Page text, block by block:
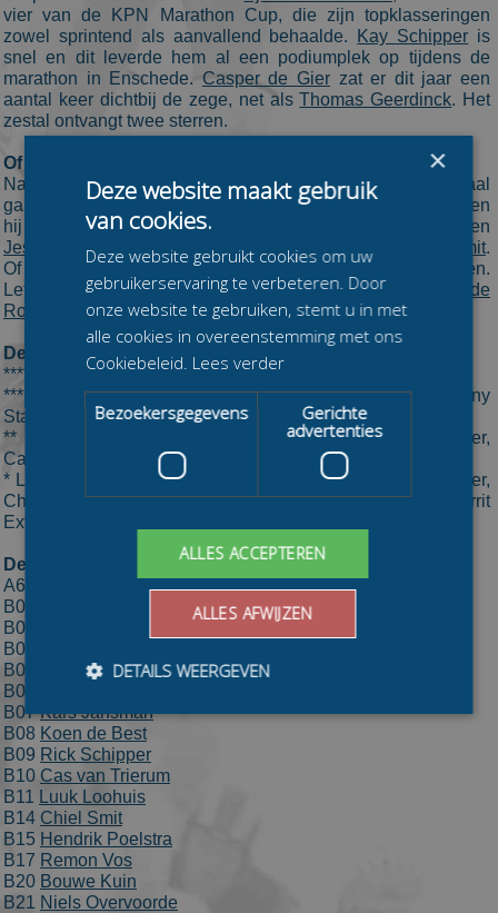
vier van de KPN Marathon Cup, die zijn topklasseringen
zowel sprintend als aanvallend behaalde.
Kay Schipper is
snel en dit leverde hem al een podiumplek op tijdens de
marathon in Enschede. Casper de Gier zat er dit jaar een
aantal keer dichtbij de zege, net alsThomas Geerdinck. Het
zestal ontvangt twee sterren.
Of verrast iemand
Natuurlijk kan altijd een verrassing met de winst aan de haal
gaan. Zo wasLuuc Bugtervorig jaar natuurlijk zo iemand toen
hij de titelstrijd won. Namen om op te letten zijn de Beloften
Jesse Vriend
Niels Overvoorde Ruud Slagter Chiel Smit.
Of wellicht kan een rijder uit de regiocompetitie wel verrassen.
Let in dat geval op schaatsers alsJorrit Extercatte
Wabe de
Rooij
Harm VisserofJordy van Workum.
De favorieten:
**** Bart Hoolwerf
*** Remon Vos, Daan Besteman, Niels Immerzeel, Danny
Stam en Kars Jansman
** Hendrik Poelstra, Sjors van der Meer, Kay Schipper,
Casper de Gier en Thomas Geerdinck
* Luuc Bugter, Jesse Vriend, Niels Overvoorde, Ruud Slagter,
Chiel Smit, Wabe de Rooij, Jordy van Workum, Jorrit
Extercatte en Harm Visser
De Deelnemers:
A67
Daan Besteman
B02
B03
B04
B05
Björn Bakker
B06
B07Kars Jansman
B08 Koen de Best
B09 Rick Schipper
B10 Cas van Trierum
B11 Luuk Loohuis
B14 Chiel Smit
B15 Hendrik Poelstra
B17 Remon Vos
B20 Bouwe Kuin
B21 Niels Overvoorde
×
Deze website maakt gebruik
van cookies.
Deze website gebruikt cookies om uw
gebruikerservaring te verbeteren. Door
onze website te gebruiken, stemt u in met
alle cookies in overeenstemming met ons
Cookiebeleid. Lees verder
Bezoekersgegevens
Gerichte
advertenties
ALLES ACCEPTEREN
ALLES AFWIJZEN
DETAILS WEERGEVEN
Bezoekersgegevens
Prestatiecookies worden gebruikt om te zien hoe
bezoekers de website gebruiken, bijv. analytische
cookies. Deze cookies kunnen niet worden gebruikt om
een bepaalde bezoeker direct te identificeren.
Naam